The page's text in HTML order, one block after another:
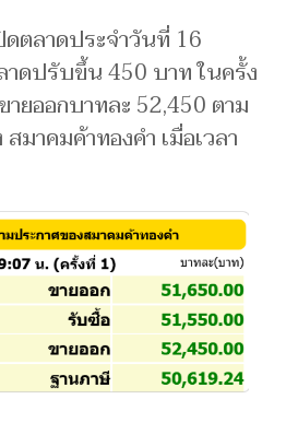
ตลาดประจำวันที่ 16
ดปรับขึ้น 450 บาท ในครั้ง
ยออกบาทละ 52,450 ตาม
มาคมค้าทองคำ เมื่อเวลา